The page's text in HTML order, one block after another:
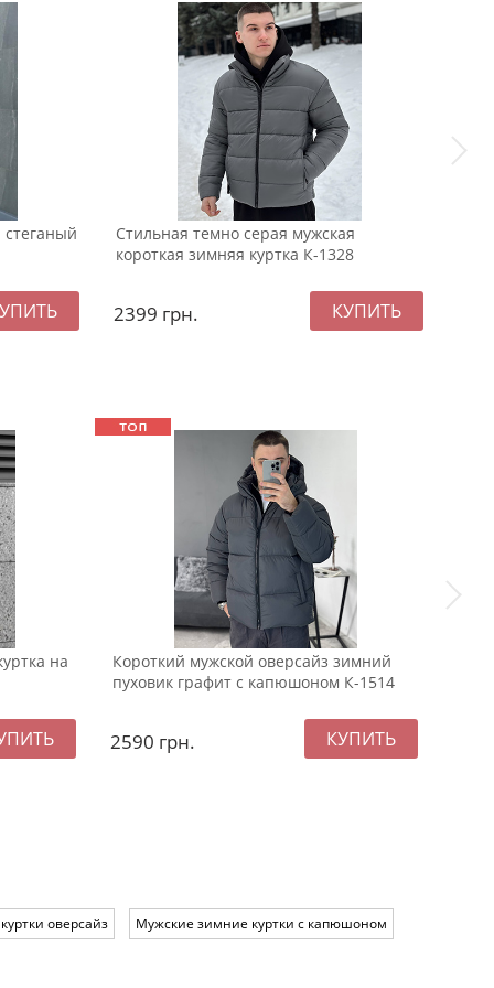
Стильная темно серая мужская
короткая зимняя куртка К-1328
2399 грн.
на
Короткий мужской оверсайз зимний
пуховик графит с капюшоном К-1514
2590 грн.
оверсайз Мужские зимние куртки с капюшоном